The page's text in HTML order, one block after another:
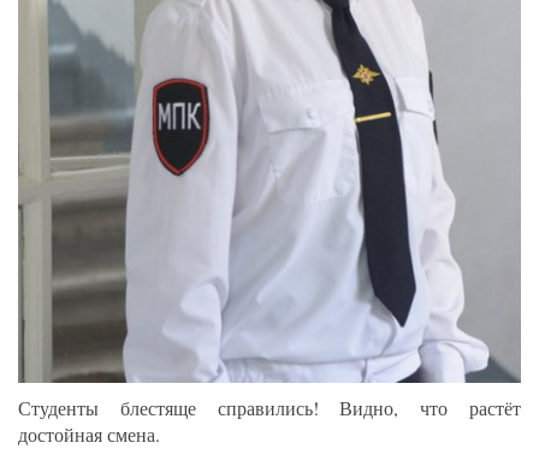
Студенты блестяще справились! Видно, что растёт
достойная смена.